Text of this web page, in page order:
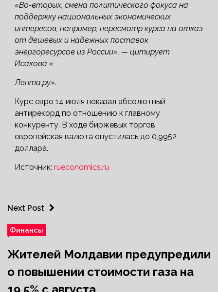
«Во-вторых, смена политического фокуса на
поддержку национальных экономических
интересов, например, пересмотр курса на отказ
от дешевых и надежных поставок
энергоресурсов из России», — цитирует
Исакова «
Лента.ру».
Курс евро 14 июля показал абсолютный
антирекорд по отношению к главному
конкуренту. В ходе биржевых торгов
европейская валюта опустилась до 0,9952
доллара.
Источник: rueconomics.ru
Next Post
Финансы
Жителей Молдавии предупредили
о повышении стоимости газа на